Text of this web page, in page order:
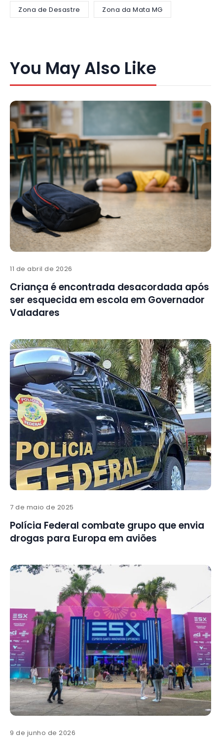
Zona de Desastre Zona da Mata MG
You May Also Like
11 de abril de 2026
Criança é encontrada desacordada após
ser esquecida em escola em Governador
Valadares
7 de maio de 2025
Polícia Federal combate grupo que envia
drogas para Europa em aviões
9 de junho de 2026